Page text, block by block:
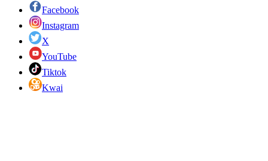
Facebook
Instagram
X
YouTube
Tiktok
Kwai